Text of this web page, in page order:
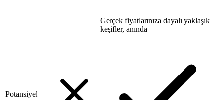
Gerçek fiyatlarınıza dayalı yaklaşık
keşifler, anında
Potansiyel